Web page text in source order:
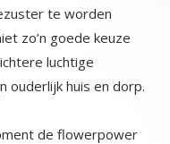
ouderlijk huis en dorp.
de flowerpower
doctrines op losse
veel meer vrijheid
een relatie aan
oude vastgezette
was het natuurlijk)
kozen gewoon een
goed genoeg te zijn
vermomde zich nu als
te hebben of
doen die ik wilde,